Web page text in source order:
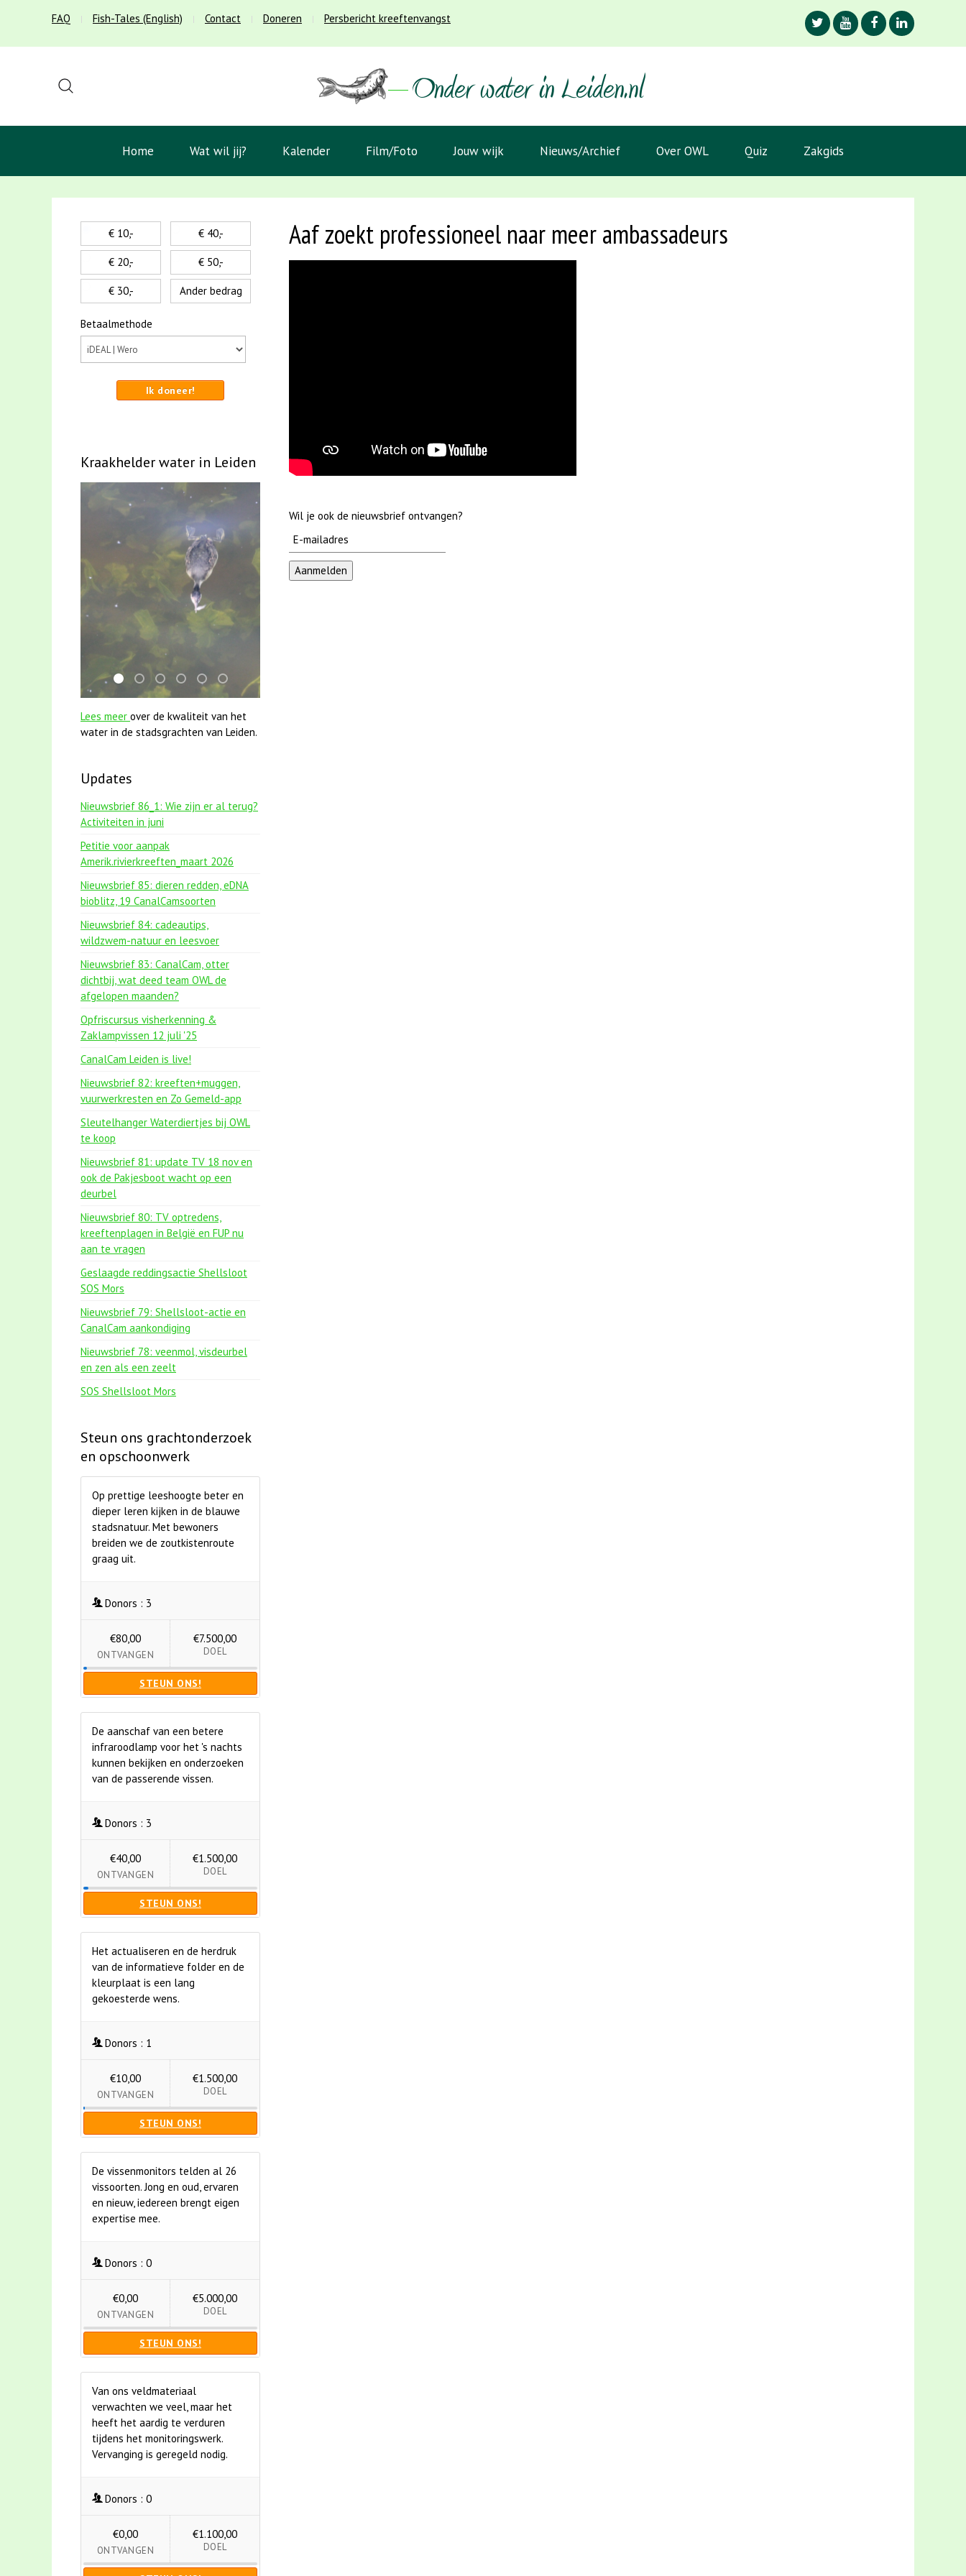
FAQ Fish-Tales (English) Contact Doneren Persbericht kreeftenvangst
Home Wat wil jij? Kalender Film/Foto Jouw wijk Nieuws/Archief Over OWL Quiz Zakgids
Aaf zoekt professioneel naar meer ambassadeurs
Wil je ook de nieuwsbrief ontvangen?
€ 10,-
€ 20,-
€ 30,-
€ 40,-
€ 50,-
Ander bedrag
Betaalmethode
Ik doneer!
Kraakhelder water in Leiden
mei2021 watervogelmethode fuut met baars
karper met kattenklimtouw
jun2021 28 brasem en rietvoorns 4a verscherpt
mei2021 1 snoekje elly
smoelenboek fifi en karper nieuwsbrief-
jun2021 zaklv 5 snoekje MOOI
Lees meer over de kwaliteit van het
water in de stadsgrachten van Leiden.
Updates
Nieuwsbrief 86_1: Wie zijn er al terug?
Activiteiten in juni
Petitie voor aanpak
Amerik.rivierkreeften_maart 2026
Nieuwsbrief 85: dieren redden, eDNA
bioblitz, 19 CanalCamsoorten
Nieuwsbrief 84: cadeautips,
wildzwem-natuur en leesvoer
Nieuwsbrief 83: CanalCam, otter
dichtbij, wat deed team OWL de
afgelopen maanden?
Opfriscursus visherkenning &
Zaklampvissen 12 juli '25
CanalCam Leiden is live!
Nieuwsbrief 82: kreeften+muggen,
vuurwerkresten en Zo Gemeld-app
Sleutelhanger Waterdiertjes bij OWL
te koop
Nieuwsbrief 81: update TV 18 nov en
ook de Pakjesboot wacht op een
deurbel
Nieuwsbrief 80: TV optredens,
kreeftenplagen in België en FUP nu
aan te vragen
Geslaagde reddingsactie Shellsloot
SOS Mors
Nieuwsbrief 79: Shellsloot-actie en
CanalCam aankondiging
Nieuwsbrief 78: veenmol, visdeurbel
en zen als een zeelt
SOS Shellsloot Mors
Steun ons grachtonderzoek
en opschoonwerk
Op prettige leeshoogte beter en
dieper leren kijken in de blauwe
stadsnatuur. Met bewoners
breiden we de zoutkistenroute
graag uit.
Donors : 3
€80,00
ONTVANGEN
€7.500,00
DOEL
STEUN ONS!
De aanschaf van een betere
infraroodlamp voor het 's nachts
kunnen bekijken en onderzoeken
van de passerende vissen.
Donors : 3
€40,00
ONTVANGEN
€1.500,00
DOEL
STEUN ONS!
Het actualiseren en de herdruk
van de informatieve folder en de
kleurplaat is een lang
gekoesterde wens.
Donors : 1
€10,00
ONTVANGEN
€1.500,00
DOEL
STEUN ONS!
De vissenmonitors telden al 26
vissoorten. Jong en oud, ervaren
en nieuw, iedereen brengt eigen
expertise mee.
Donors : 0
€0,00
ONTVANGEN
€5.000,00
DOEL
STEUN ONS!
Van ons veldmateriaal
verwachten we veel, maar het
heeft het aardig te verduren
tijdens het monitoringswerk.
Vervanging is geregeld nodig.
Donors : 0
€0,00
ONTVANGEN
€1.100,00
DOEL